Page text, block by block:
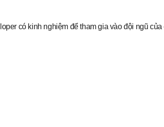
có kinh nghiệm để tham gia vào đội ngũ của